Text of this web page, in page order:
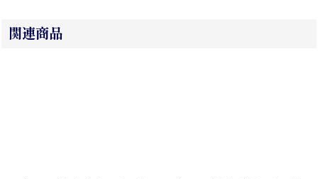
関連商品